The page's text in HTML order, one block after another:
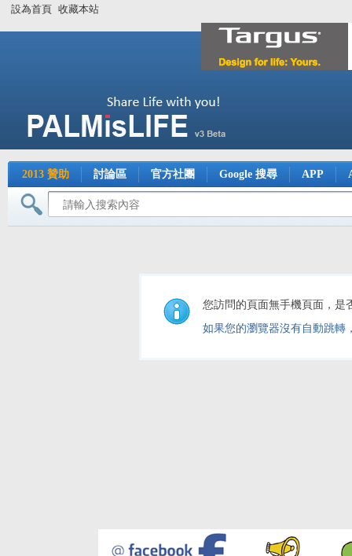
設為首頁 收藏本站
2013 贊助 討論區 官方社團 Google 搜尋 APP
您訪問的頁面無手機頁面，是
如果您的瀏覽器沒有自動跳轉